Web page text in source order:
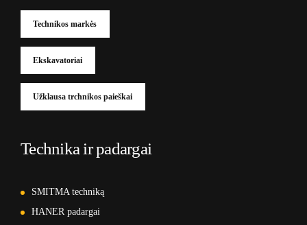
Technikos markės
Ekskavatoriai
Užklausa trchnikos paieškai
Technika ir padargai
SMITMA techniką
HANER padargai